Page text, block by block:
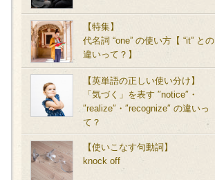
【特集】
代名詞 “one” の使い方【 “it” との
違いって？】
【英単語の正しい使い分け】
「気づく」を表す ″notice″・
″realize″・″recognize″ の違いっ
て？
【使いこなす句動詞】
knock off